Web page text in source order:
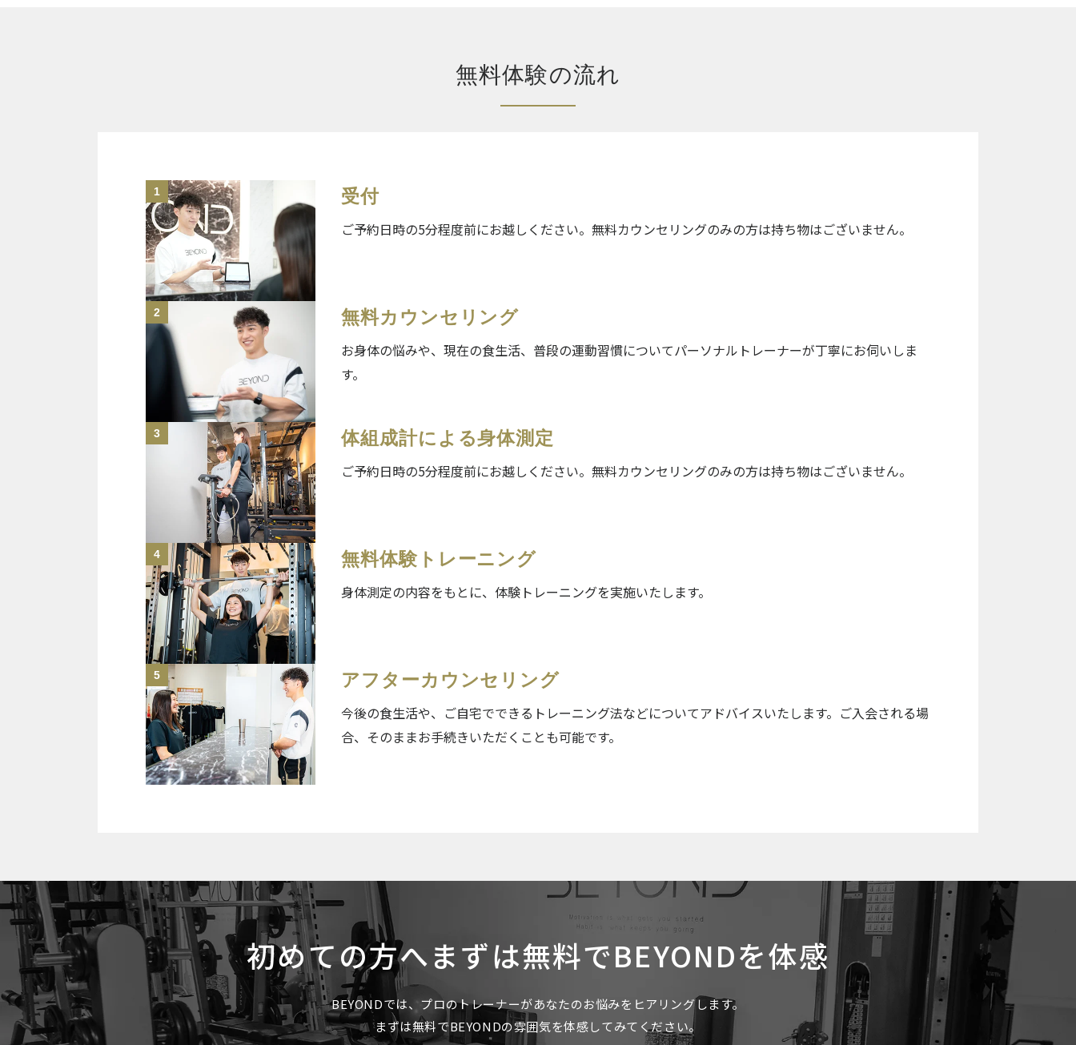
無料体験の流れ
1 受付
ご予約日時の5分程度前にお越しください。無料カウンセリングのみの方は持ち物はございません。
2 無料カウンセリング
お身体の悩みや、現在の食生活、普段の運動習慣についてパーソナルトレーナーが丁寧にお伺いしま
す。
3 体組成計による身体測定
ご予約日時の5分程度前にお越しください。無料カウンセリングのみの方は持ち物はございません。
4 無料体験トレーニング
身体測定の内容をもとに、体験トレーニングを実施いたします。
5 アフターカウンセリング
今後の食生活や、ご自宅でできるトレーニング法などについてアドバイスいたします。ご入会される場
合、そのままお手続きいただくことも可能です。
初めての方へまずは無料でBEYONDを体感
BEYONDでは、プロのトレーナーがあなたのお悩みをヒアリングします。
まずは無料でBEYONDの雰囲気を体感してみてください。